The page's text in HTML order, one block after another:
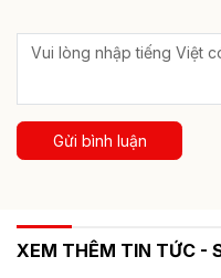
Gửi bình luận
XEM THÊM TIN TỨC -